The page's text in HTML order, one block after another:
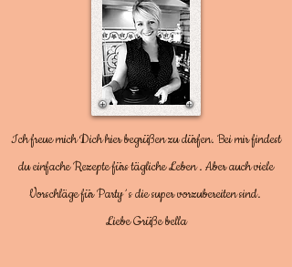
Ich freue mich Dich hier begrüßen zu dürfen. Bei mir findest
du einfache Rezepte fürs tägliche Leben . Aber auch viele
Vorschläge für Party´s die super vorzubereiten sind.
Liebe Grüße bella